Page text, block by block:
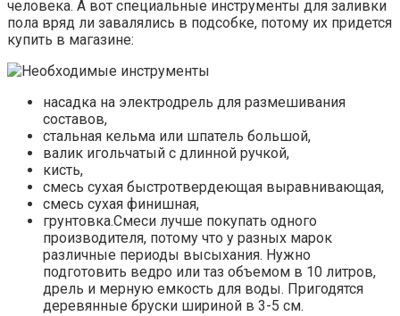
человека. А вот специальные инструменты для заливки
пола вряд ли завалялись в подсобке, потому их придется
купить в магазине:
насадка на электродрель для размешивания
составов,
стальная кельма или шпатель большой,
валик игольчатый с длинной ручкой,
кисть,
смесь сухая быстротвердеющая выравнивающая,
смесь сухая финишная,
грунтовка.Смеси лучше покупать одного
производителя, потому что у разных марок
различные периоды высыхания. Нужно
подготовить ведро или таз объемом в 10 литров,
дрель и мерную емкость для воды. Пригодятся
деревянные бруски шириной в 3-5 см.